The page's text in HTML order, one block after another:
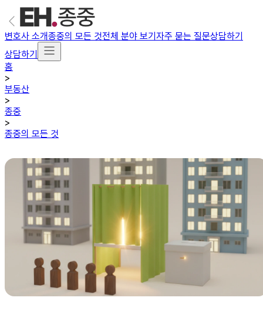
변호사 소개종중의 모든 것전체 분야 보기자주 묻는 질문상담하기
상담하기
홈
>
부동산
>
종중
>
종중의 모든 것